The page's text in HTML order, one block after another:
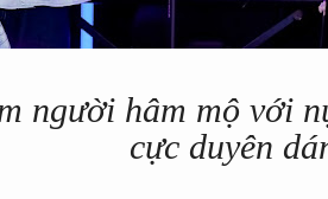
người hâm mộ với
cực duyên